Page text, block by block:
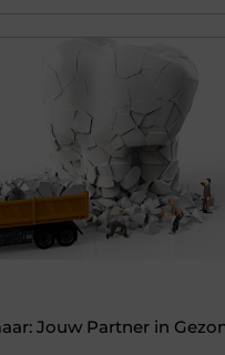
Jouw Partner in